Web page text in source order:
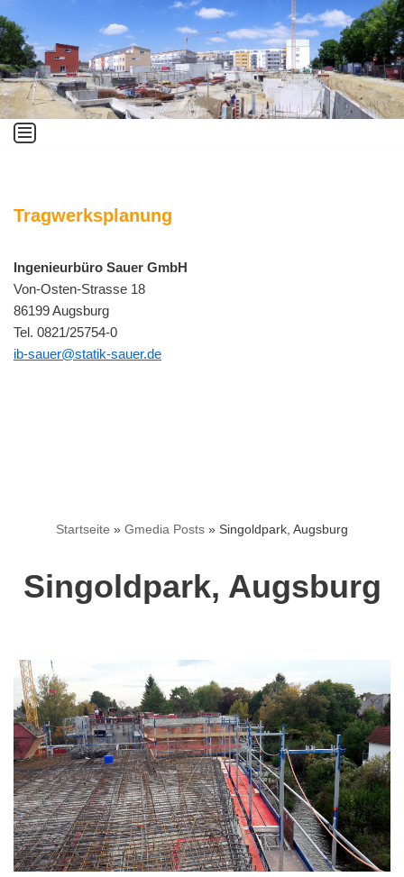
Zum
Inhalt
springen
Tragwerksplanung
Ingenieurbüro Sauer GmbH
Von-Osten-Strasse 18
86199 Augsburg
Tel. 0821/25754-0
ib-sauer@statik-sauer.de
Startseite » Gmedia Posts » Singoldpark, Augsburg
Singoldpark, Augsburg